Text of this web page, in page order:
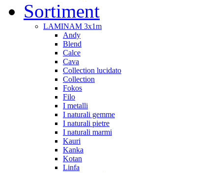
Sortiment
LAMINAM 3x1m
Andy
Blend
Calce
Cava
Collection lucidato
Collection
Fokos
Filo
I metalli
I naturali gemme
I naturali pietre
I naturali marmi
Kauri
Kanka
Kotan
Linfa